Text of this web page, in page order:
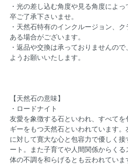
・光の差し込む角度や見る角度によ
卒ご了承下さいませ。
・天然石特有のインクルージョン、
ある場合がございます。
・返品や交換は承っておりませんの
ようお願いいたします。
【天然石の意味】
・ロードナイト
友愛を象徴する石といわれ、すべて
ギーをもつ天然石といわれています
に対して寛大な心と包容力で優しく
ート。また子育てや人間関係からく
体の不調を和らげるとも云われていま